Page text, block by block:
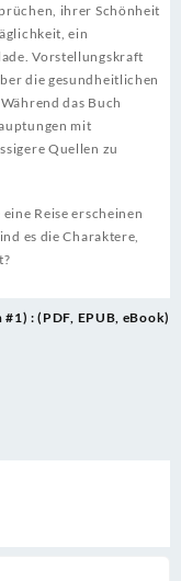
ihrer Schönheit
ein
Vorstellungskraft
die gesundheitlichen
das Buch
mit
Quellen zu
Reise erscheinen
es die Charaktere,
: (PDF, EPUB, eBook)